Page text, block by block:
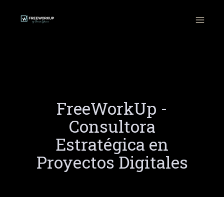
FreeWorkUp -
Consultora
Estratégica en
Proyectos Digitales